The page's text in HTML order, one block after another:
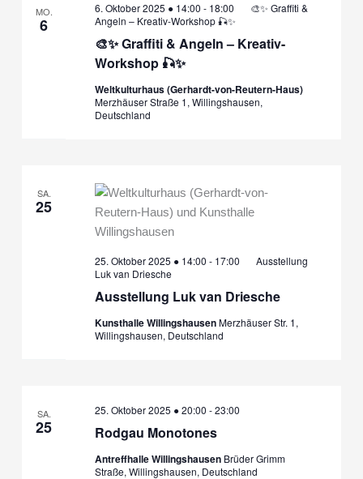
MO.
6
🎨✨ Graffiti & Angeln – Kreativ-
Workshop 🎣✨
6. Oktober 2025 ● 14:00 - 18:00
🎨✨ Graffiti &
Angeln – Kreativ-Workshop 🎣✨
Weltkulturhaus (Gerhardt-von-Reutern-Haus)
Merzhäuser Straße 1, Willingshausen,
Deutschland
SA.
25
Ausstellung Luk van Driesche
25. Oktober 2025 ● 14:00 - 17:00
Ausstellung
Luk van Driesche
Kunsthalle WillingshausenMerzhäuser Str. 1,
Willingshausen, Deutschland
SA.
25 Rodgau Monotones
25. Oktober 2025 ● 20:00 -23:00
Antreffhalle Willingshausen Brüder Grimm
Straße, Willingshausen, Deutschland